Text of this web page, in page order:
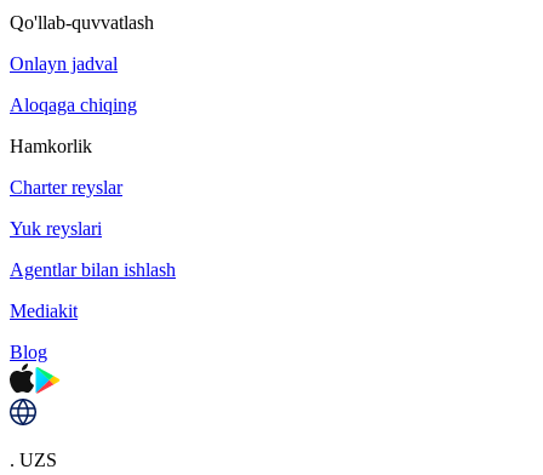
Qo'llab-quvvatlash
Onlayn jadval
Aloqaga chiqing
Hamkorlik
Charter reyslar
Yuk reyslari
Agentlar bilan ishlash
Mediakit
Blog
. UZS